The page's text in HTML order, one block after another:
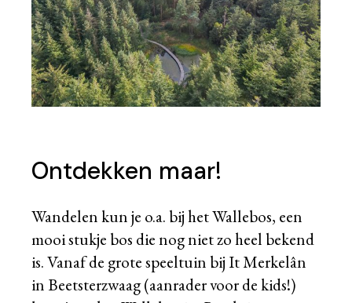
Ontdekken maar!
Wandelen kun je o.a. bij het Wallebos, een
mooi stukje bos die nog niet zo heel bekend
is. Vanaf de grote speeltuin bij It Merkelân
in Beetsterzwaag (aanrader voor de kids!)